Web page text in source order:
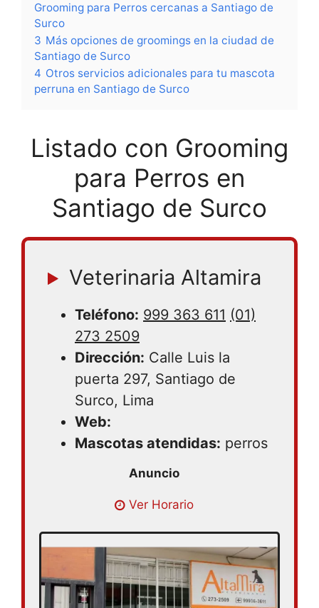
Grooming para Perros cercanas a Santiago de
Surco
3 Más opciones de groomings en la ciudad de
Santiago de Surco
4 Otros servicios adicionales para tu mascota
perruna en Santiago de Surco
Listado con Grooming
para Perros en
Santiago de Surco
Veterinaria Altamira
Teléfono: 999 363 611 (01)
273 2509
Dirección: Calle Luis la
puerta 297, Santiago de
Surco, Lima
Web:
Mascotas atendidas: perros
Lunes 09:00 – 18:30 | Martes 09:00 –
09:00 – 18:30 | Viernes 09:00 – 18:30 |
Sabado 09:00 – 18:30
Ver Horario